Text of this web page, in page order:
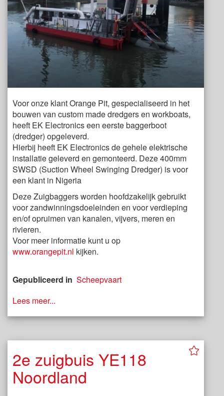
Voor onze klant Orange Pit, gespecialiseerd in het
bouwen van custom made dredgers en workboats,
heeft EK Electronics een eerste baggerboot
(dredger) opgeleverd.
Hierbij heeft EK Electronics de gehele elektrische
installatie geleverd en gemonteerd. Deze 400mm
SWSD (Suction Wheel Swinging Dredger) is voor
een klant in Nigeria
Deze Zuigbaggers worden hoofdzakelijk gebruikt
voor zandwinningsdoeleinden en voor verdieping
en/of opruimen van kanalen, vijvers, meren en
rivieren.
Voor meer informatie kunt u op
www.orangepit.nl kijken.
Gepubliceerd in Scheepvaart
Lees meer...
2e zuigbuis YE118
Noordland